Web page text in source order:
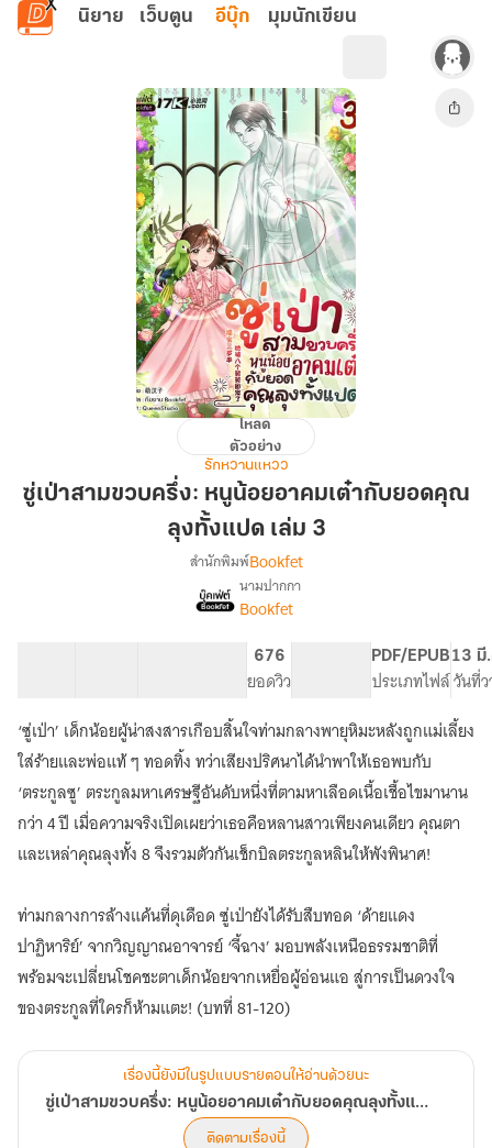
ข้ามไปยังเนื้อหาหลัก
นิยาย เว็บตูน อีบุ๊ก มุมนักเขียน
สาม
ครึ่ง:
เต๋า
ยอด
คุณ
ทั้ง
แปด
เล่ม
3
โหลด
ตัวอย่าง
รักหวานแหวว
ซู่เป่าสามขวบครึ่ง: หนูน้อยอาคมเต๋ากับยอดคุณ
ลุงทั้งแปด เล่ม 3
เรื่อง
ซู่
เป่า
สาม
ขวบ
ครึ่ง:
หนู
น้อย
อาคม
เต๋า
กับ
ยอด
คุณ
ทั้ง
แปด
สำนักพิมพ์Bookfet
นามปากกา
Bookfet
676
ยอดวิว
PDF/EPUB
ประเภทไฟล์
13 มี
วันที่
‘ซู่เป่า’ เด็กน้อยผู้น่าสงสารเกือบสิ้นใจท่ามกลางพายุหิมะหลังถูกแม่เลี้ยง
ใส่ร้ายและพ่อแท้ ๆ ทอดทิ้ง ทว่าเสียงปริศนาได้นำพาให้เธอพบกับ
‘ตระกูลซู’ ตระกูลมหาเศรษฐีอันดับหนึ่งที่ตามหาเลือดเนื้อเชื้อไขมานาน
กว่า 4 ปี เมื่อความจริงเปิดเผยว่าเธอคือหลานสาวเพียงคนเดียว คุณตา
และเหล่าคุณลุงทั้ง 8 จึงรวมตัวกันเช็กบิลตระกูลหลินให้พังพินาศ!
ท่ามกลางการล้างแค้นที่ดุเดือด ซู่เป่ายังได้รับสืบทอด ‘ด้ายแดง
ปาฏิหาริย์’ จากวิญญาณอาจารย์ ‘จี้ฉาง’ มอบพลังเหนือธรรมชาติที่
พร้อมจะเปลี่ยนโชคชะตาเด็กน้อยจากเหยื่อผู้อ่อนแอ สู่การเป็นดวงใจ
ของตระกูลที่ใครก็ห้ามแตะ! (บทที่ 81-120)
เรื่องนี้ยังมีในรูปแบบรายตอนให้อ่านด้วยนะ
ซู่เป่าสามขวบครึ่ง: หนูน้อยอาคมเต๋ากับยอดคุณลุงทั้งแปด
ติดตามเรื่องนี้